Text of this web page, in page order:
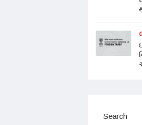
Search